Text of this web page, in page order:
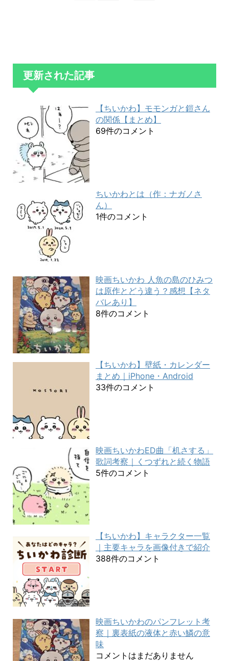
更新された記事
【ちいかわ】モモンガと鎧さん
の関係【まとめ】
69件のコメント
ちいかわとは（作：ナガノさ
ん）
1件のコメント
映画ちいかわ 人魚の島のひみつ
は原作とどう違う？感想【ネタ
バレあり】
8件のコメント
【ちいかわ】壁紙・カレンダー
まとめ｜iPhone・Android
33件のコメント
映画ちいかわED曲「机さする」
歌詞考察｜くつずれと続く物語
5件のコメント
【ちいかわ】キャラクター一覧
｜主要キャラを画像付きで紹介
388件のコメント
映画ちいかわのパンフレット考
察｜裏表紙の液体と赤い鱗の意
味
コメントはまだありません